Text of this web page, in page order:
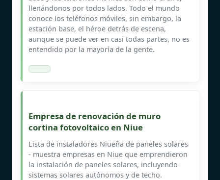
llenándonos por todos lados. Todo el mundo
conoce los teléfonos móviles, sin embargo, la
estación base, el héroe detrás de escena,
aunque se puede ver en casi todas partes, no es
entendido por la mayoría de la gente.
Empresa de renovación de muro
cortina fotovoltaico en Niue
Lista de instaladores Niueña de paneles solares
- muestra empresas en Niue que emprendieron
la instalación de paneles solares, incluyendo
sistemas solares autónomos y de techo.